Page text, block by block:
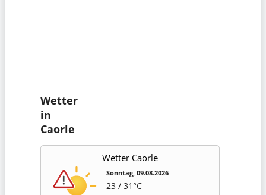
Wetter
in
Caorle
Wetter Caorle
Sonntag, 09.08.2026
23 / 31°C